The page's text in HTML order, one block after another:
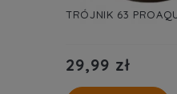
TRÓJNIK 63
29,99 zł